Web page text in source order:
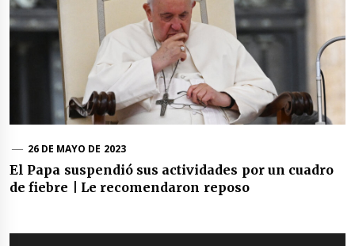
26 DE MAYO DE 2023
El Papa suspendió sus actividades por un cuadro
de fiebre | Le recomendaron reposo
Navegación